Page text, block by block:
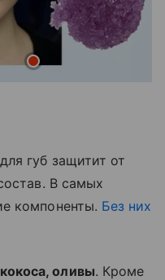
губ защитит от
В самых
компоненты. Без них
оливы. Кроме